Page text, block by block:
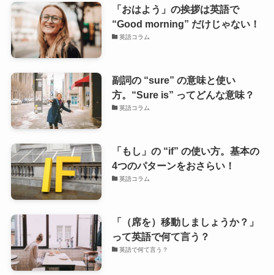
「おはよう」の挨拶は英語で
“Good morning” だけじゃない！
英語コラム
副詞の “sure” の意味と使い
方。“Sure is” ってどんな意味？
英語コラム
「もし」の “if” の使い方。基本の
4つのパターンをおさらい！
英語コラム
「（席を）移動しましょうか？」
って英語で何て言う？
英語で何て言う？